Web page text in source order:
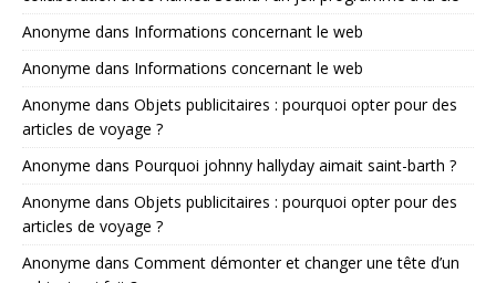
Anonyme dans Informations concernant le web
Anonyme dans Informations concernant le web
Anonyme dans Objets publicitaires : pourquoi opter pour des
articles de voyage ?
Anonyme dans Pourquoi johnny hallyday aimait saint-barth ?
Anonyme dans Objets publicitaires : pourquoi opter pour des
articles de voyage ?
Anonyme dans Comment démonter et changer une tête d’un